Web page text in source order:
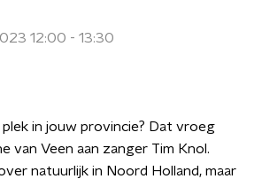
12:00 - 13:30
in jouw provincie? Dat vroeg
van Veen aan zanger Tim Knol.
natuurlijk in Noord Holland, maar